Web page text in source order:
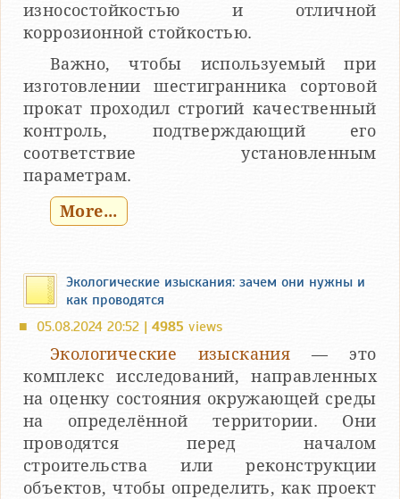
износостойкостью и отличной
коррозионной стойкостью.
Важно, чтобы используемый при
изготовлении шестигранника сортовой
прокат проходил строгий качественный
контроль, подтверждающий его
соответствие установленным
параметрам.
More...
Экологические изыскания: зачем они нужны и
как проводятся
■ 05.08.2024 20:52 | 4985 views
Экологические изыскания — это
комплекс исследований, направленных
на оценку состояния окружающей среды
на определённой территории. Они
проводятся перед началом
строительства или реконструкции
объектов, чтобы определить, как проект